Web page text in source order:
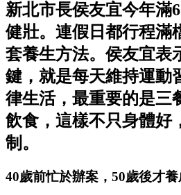
新北市長侯友宜今年滿
健壯。連假日都行程滿
套養生方法。侯友宜表
鍵，就是每天維持運動
律生活，最重要的是三
飲食，這樣不只身體好
制。
40歲前忙於辦案，50歲後才